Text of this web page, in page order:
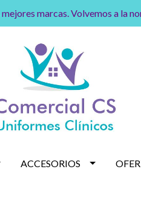
marcas. Volvemos a la
ACCESORIOS